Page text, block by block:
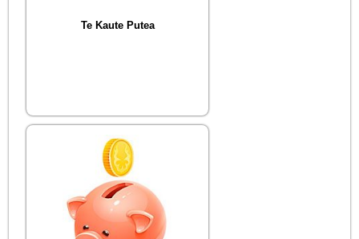
Te Kaute Putea